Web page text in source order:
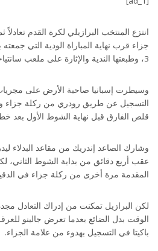
انتزع المنتخب البرازيلي لكرة القدم تعادلاً
3، وطبعتها الندية والإثارة على ملعب سانتياجو بيرنابيو، الثلاثاء.
وسيطرت إسبانيا صاحبة الأرض على
التسجيل عن طريق رودري من ركلة جزاء
قلص الفارق قبل نهاية الشوط الأول بعد
وشارك الصاعد إندريك من مقاعد البدلاء
عقب أربع دقائق من بداية الشوط الثاني،
المقدمة مرة أخرى من ركلة جزاء في الدقيقة
لكن البرازيل تمكنت من إدراك التعادل
الوقت بدل الضائع بعدما تعرض جالينو
باكيتا في التسجيل بهدوء من علامة الجزاء.